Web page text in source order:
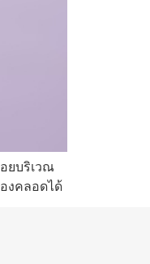
ยบริเวณ
งคลอดได้